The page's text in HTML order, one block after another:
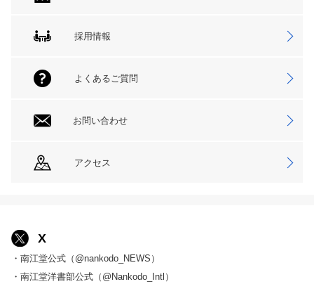
採用情報
よくあるご質問
お問い合わせ
アクセス
X
・南江堂公式（@nankodo_NEWS）
・南江堂洋書部公式（@Nankodo_Intl）